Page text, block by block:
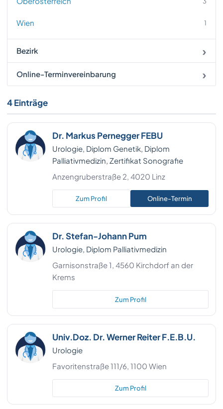
Wien 1
Bezirk
Online-Terminvereinbarung
4 Einträge
Dr. Markus Pernegger FEBU
Urologie, Diplom Genetik, Diplom
Palliativmedizin, Zertifikat Sonografie
Anzengruberstraße 2, 4020 Linz
Zum Profil Online-Termin
Dr. Stefan-Johann Pum
Urologie, Diplom Palliativmedizin
Garnisonstraße 1, 4560 Kirchdorf an der
Krems
Zum Profil
Univ.Doz. Dr. Werner Reiter F.E.B.U.
Urologie
Favoritenstraße 111/6, 1100 Wien
Zum Profil